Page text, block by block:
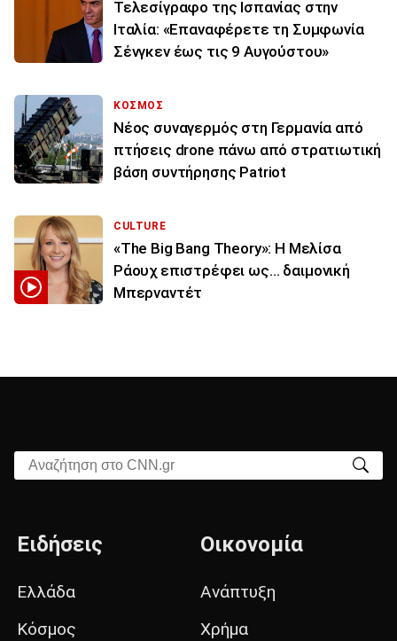
Τελεσίγραφο της Ισπανίας στην
Ιταλία: «Επαναφέρετε τη Συμφωνία
Σένγκεν έως τις 9 Αυγούστου»
ΚΟΣΜΟΣ
Νέος συναγερμός στη Γερμανία από
πτήσεις drone πάνω από στρατιωτική
βάση συντήρησης Patriot
CULTURE
«The Big Bang Theory»: Η Μελίσα
Ράουχ επιστρέφει ως… δαιμονική
Μπερναντέτ
Αναζήτηση στο CNN.gr
Ειδήσεις
Ελλάδα
Κόσμος
Οικονομία
Ανάπτυξη
Χρήμα